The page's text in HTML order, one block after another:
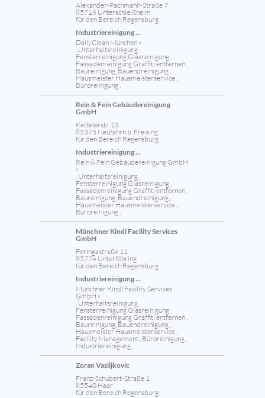
Alexander-Pachmann-Straße 7
85716 Unterschleißheim
für den Bereich Regensburg
Industriereinigung ...
DailyClean München »
, Unterhaltsreinigung ,
Fensterreinigung Glasreinigung ,
Fassadenreinigung Graffiti entfernen ,
Baureinigung, Bauendreinigung ,
Hausmeister Hausmeisterservice ,
Büroreinigung ,
Rein & Fein Gebäudereinigung
GmbH
Kettelerstr. 13
85375 Neufahrn b. Freising
für den Bereich Regensburg
Industriereinigung ...
Rein & Fein Gebäudereinigung GmbH
»
, Unterhaltsreinigung ,
Fensterreinigung Glasreinigung ,
Fassadenreinigung Graffiti entfernen ,
Baureinigung, Bauendreinigung ,
Hausmeister Hausmeisterservice ,
Büroreinigung ,
Münchner Kindl Facility Services
GmbH
Feringastraße 11
85774 Unterföhring
für den Bereich Regensburg
Industriereinigung ...
Münchner Kindl Facility Services
GmbH »
, Unterhaltsreinigung ,
Fensterreinigung Glasreinigung ,
Fassadenreinigung Graffiti entfernen ,
Baureinigung, Bauendreinigung ,
Hausmeister Hausmeisterservice ,
Facility Management , Büroreinigung ,
Industriereinigung ,
Zoran Vasiljkovic
Franz-Schubert-Straße 1
85540 Haar
für den Bereich Regensburg